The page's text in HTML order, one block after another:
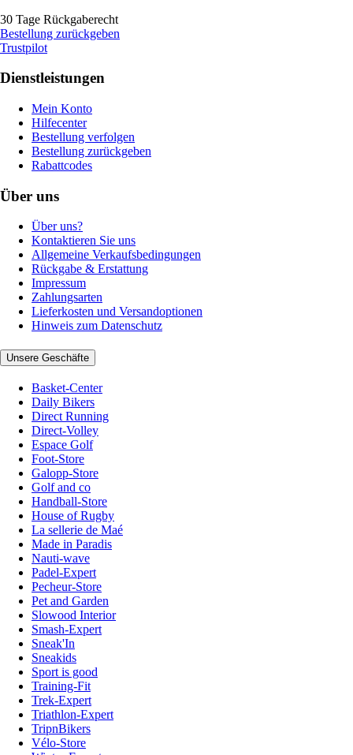
30 Tage Rückgaberecht
Bestellung zurückgeben
Trustpilot
Dienstleistungen
Mein Konto
Hilfecenter
Bestellung verfolgen
Bestellung zurückgeben
Rabattcodes
Über uns
Über uns?
Kontaktieren Sie uns
Allgemeine Verkaufsbedingungen
Rückgabe & Erstattung
Impressum
Zahlungsarten
Lieferkosten und Versandoptionen
Hinweis zum Datenschutz
Unsere Geschäfte
Basket-Center
Daily Bikers
Direct Running
Direct-Volley
Espace Golf
Foot-Store
Galopp-Store
Golf and co
Handball-Store
House of Rugby
La sellerie de Maé
Made in Paradis
Nauti-wave
Padel-Expert
Pecheur-Store
Pet and Garden
Slowood Interior
Smash-Expert
Sneak'In
Sneakids
Sport is good
Training-Fit
Trek-Expert
Triathlon-Expert
TripnBikers
Vélo-Store